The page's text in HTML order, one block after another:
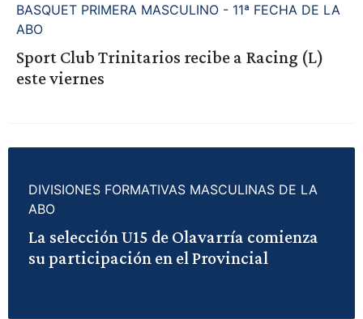
BASQUET PRIMERA MASCULINO - 11ª FECHA DE LA
ABO
Sport Club Trinitarios recibe a Racing (L)
este viernes
DIVISIONES FORMATIVAS MASCULINAS DE LA
ABO
La selección U15 de Olavarría comienza
su participación en el Provincial